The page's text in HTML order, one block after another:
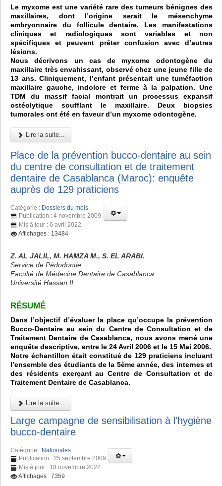
Le myxome est une variété rare des tumeurs bénignes des
maxillaires, dont l’origine serait le mésenchyme
embryonnaire du follicule dentaire. Les manifestations
cliniques et radiologiques sont variables et non
spécifiques et peuvent prêter confusion avec d’autres
lésions.
Nous décrivons un cas de myxome odontogène du
maxillaire très envahissant, observé chez une jeune fille de
13 ans. Cliniquement, l’enfant présentait une tuméfaction
maxillaire gauche, indolore et ferme à la palpation. Une
TDM du massif facial montrait un processus expansif
ostéolytique soufflant le maxillaire. Deux biopsies
tumorales ont été en faveur d’un myxome odontogène.
Lire la suite...
Place de la prévention bucco-dentaire au sein
du centre de consultation et de traitement
dentaire de Casablanca (Maroc): enquête
auprès de 129 praticiens
Catégorie : Dossiers du mois
Publication : 4 novembre 2009
Mis à jour : 6 avril 2022
Affichages : 13484
Z. AL JALIL, M. HAMZA M., S. EL ARABI.
Service de Pédodontie
Faculté de Médecine Dentaire de Casablanca
Université Hassan II
RÉSUMÉ
Dans l’objectif d’évaluer la place qu’occupe la prévention
Bucco-Dentaire au sein du Centre de Consultation et de
Traitement Dentaire de Casablanca, nous avons mené une
enquête descriptive, entre le 24 Avril 2006 et le 15 Mai 2006.
Notre échantillon était constitué de 129 praticiens incluant
l’ensemble des étudiants de la 5ème année, des internes et
des résidents exerçant au Centre de Consultation et de
Traitement Dentaire de Casablanca.
Lire la suite...
Large campagne de sensibilisation à l'hygiène
bucco-dentaire
Catégorie : Nationales
Publication : 25 septembre 2009
Mis à jour : 18 novembre 2022
Affichages : 7359